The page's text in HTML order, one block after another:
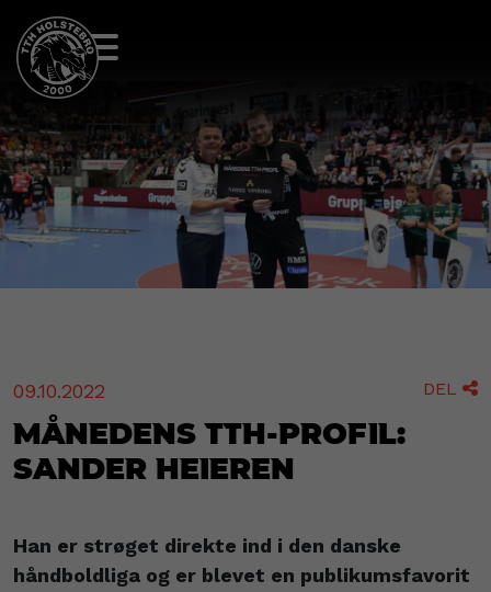
09.10.2022 DEL 
Månedens TTH-profil:
Sander Heieren
Han er strøget direkte ind i den danske
håndboldliga og er blevet en publikumsfavorit